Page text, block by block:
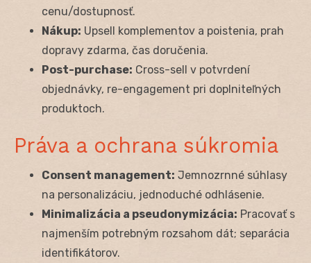
cenu/dostupnosť.
Nákup: Upsell komplementov a poistenia, prah
dopravy zdarma, čas doručenia.
Post-purchase: Cross-sell v potvrdení
objednávky, re-engagement pri doplniteľných
produktoch.
Práva a ochrana súkromia
Consent management: Jemnozrnné súhlasy
na personalizáciu, jednoduché odhlásenie.
Minimalizácia a pseudonymizácia: Pracovať s
najmenším potrebným rozsahom dát; separácia
identifikátorov.